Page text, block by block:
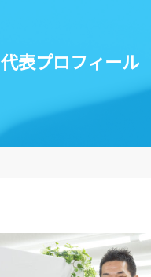
代表プロフィール